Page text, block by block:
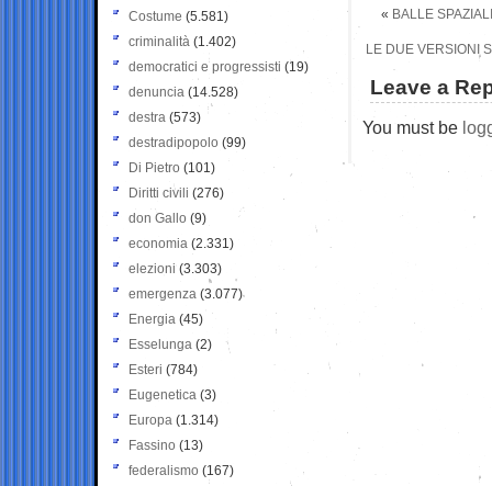
« BALLE
LE DUE VERSIONI
Leave a
You must be
Costume (5.581)
criminalità (1.402)
democratici e progressisti (19)
denuncia (14.528)
destra (573)
destradipopolo (99)
Di Pietro (101)
Diritti civili (276)
don Gallo (9)
economia (2.331)
elezioni (3.303)
emergenza (3.077)
Energia (45)
Esselunga (2)
Esteri (784)
Eugenetica (3)
Europa (1.314)
Fassino (13)
federalismo (167)